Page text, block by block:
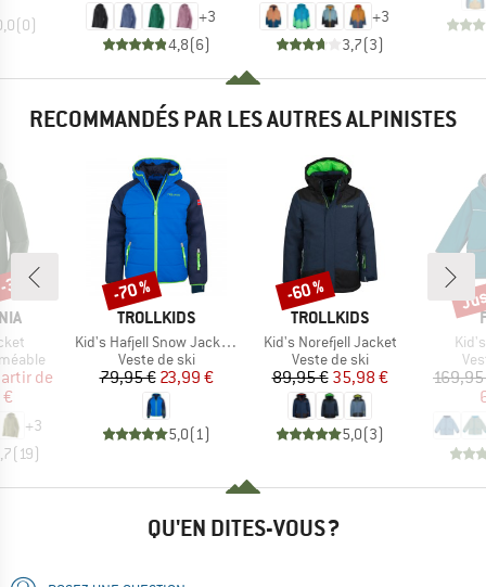
(0) +3
4,8(6)
+3
3,7(3)
RECOMMANDÉS PAR LES AUTRES ALPINISTES
réduit
de
€
+3
(19)
%
MARQUE
TROLLKIDS
Article
Kid's Hafjell Snow Jacket XT
Product group
Veste de ski
Prix
79,95 €Prix réduit
23,99 €
5,0(1)
Remise
-70 %
MARQUE
TROLLKIDS
Article
Kid's Norefjell Jacket
Product group
Veste de ski
Prix
89,95 €Prix réduit
35,98 €
5,0(3)
Remise
-60 %
QU'EN DITES-VOUS ?